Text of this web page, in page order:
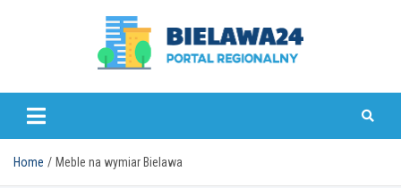
bielawa24.pl
Home Meble na wymiar Bielawa